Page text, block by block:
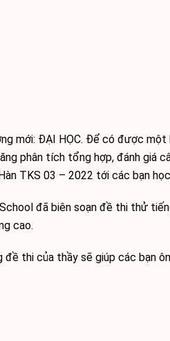
mới: ĐẠI HỌC. Để có được
phân tích tổng hợp, đánh giá
TKS 03 – 2022 tới các bạn
đã biên soạn đề thi thử
cao.
đề thi của thầy sẽ giúp các bạn